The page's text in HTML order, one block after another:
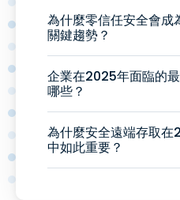
為什麼零信任安全會
關鍵趨勢？
企業在2025年面臨的
哪些？
為什麼安全遠端存取
中如此重要？